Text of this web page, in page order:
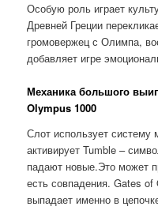
Особую роль играет
Древней Греции
громовержец с Олимпа,
добавляет игре
Механика большого
Olympus 1000
Слот использует
активирует Tumble –
падают новые.Это может
есть совпадения. Gates
выпадает именно в